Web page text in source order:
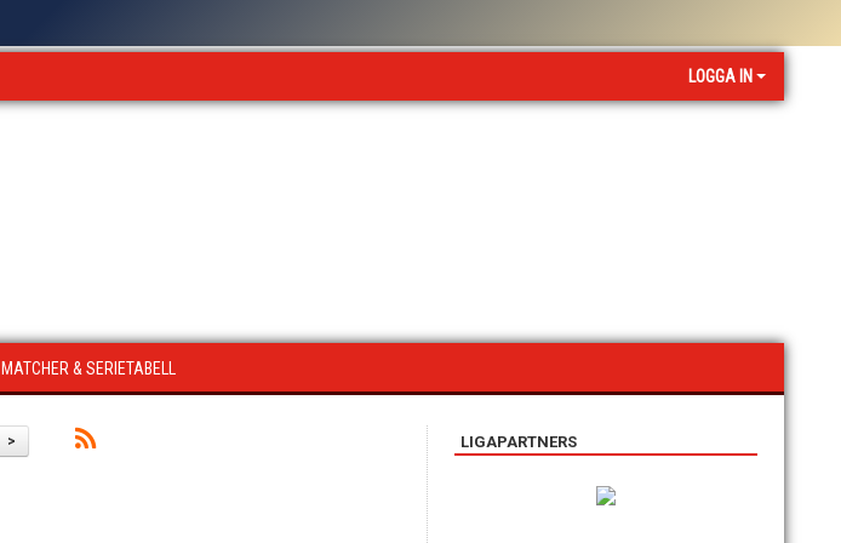
LOGGA IN
MATCHER & SERIETABELL
> LIGAPARTNERS